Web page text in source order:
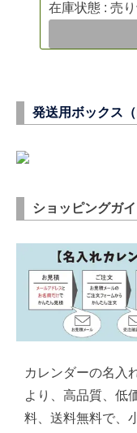
在庫状態 : 売
発送用ボックス
ショッピングガ
カレンダーの名入
より、高品質、低
料、送料無料で、